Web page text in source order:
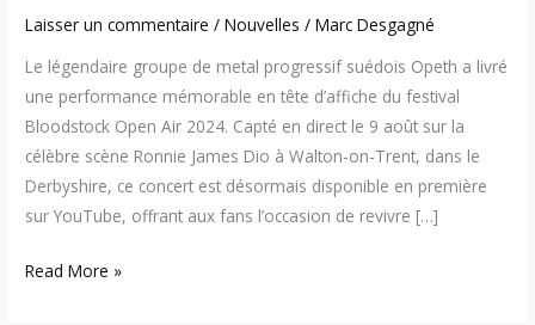
Laisser un commentaire /Nouvelles /Marc Desgagné
Le légendaire groupe de metal progressif suédois Opeth a livré
une performance mémorable en tête d’affiche du festival
Bloodstock Open Air 2024. Capté en direct le 9 août sur la
célèbre scène Ronnie James Dio à Walton-on-Trent, dans le
Derbyshire, ce concert est désormais disponible en première
sur YouTube, offrant aux fans l’occasion de revivre […]
Read More »